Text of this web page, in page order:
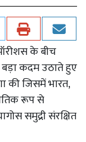
के बीच
कदम उठाते हुए
की जिसमें भारत,
रूप से
समुद्री संरक्षित